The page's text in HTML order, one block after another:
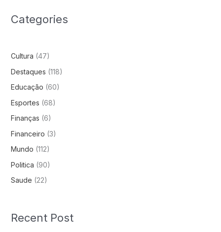
Categories
Cultura (47)
Destaques (118)
Educação (60)
Esportes (68)
Finanças (6)
Financeiro (3)
Mundo (112)
Politica (90)
Saude (22)
Recent Post